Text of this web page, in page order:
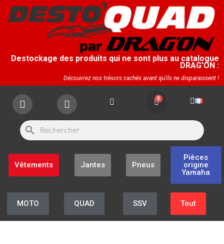
Destockage des produits qui ne sont plus au catalogue
DRAG'ON :
Découvrez nos trésors cachés avant qu'ils ne disparaissent !
search
Pièces
origine
Yamaha
Pneus
Jantes
Vêtements
Tout
SSV
QUAD
MOTO